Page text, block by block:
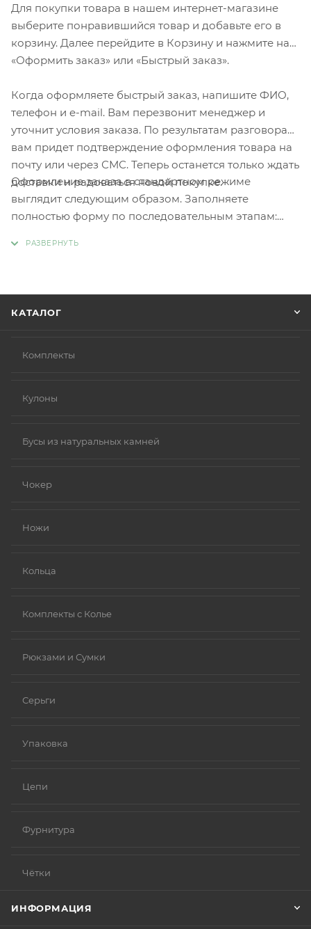
Для покупки товара в нашем интернет-магазине
выберите понравившийся товар и добавьте его в
корзину. Далее перейдите в Корзину и нажмите на
«Оформить заказ» или «Быстрый заказ».
Когда оформляете быстрый заказ, напишите ФИО,
телефон и e-mail. Вам перезвонит менеджер и
уточнит условия заказа. По результатам разговора
вам придет подтверждение оформления товара на
почту или через СМС. Теперь останется только ждать
доставки и радоваться новой покупке.
Оформление заказа в стандартном режиме
выглядит следующим образом. Заполняете
полностью форму по последовательным этапам:
КАТАЛОГ
Комплекты
Кулоны
Бусы из натуральных камней
Чокер
Ножи
Кольца
Комплекты с Колье
Рюкзами и Сумки
Серьги
Упаковка
Цепи
Фурнитура
Чётки
ИНФОРМАЦИЯ